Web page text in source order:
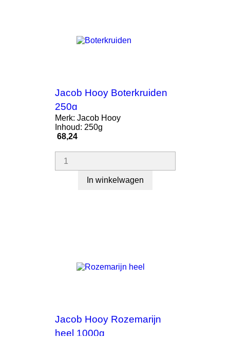
Jacob Hooy Boterkruiden
250g
Merk: Jacob Hooy
Inhoud: 250g
Prijs
68,24
In winkelwagen
Jacob Hooy Rozemarijn
heel 1000g